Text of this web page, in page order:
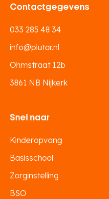
Contactgegevens
033 285 48 34
info@plutar.nl
Ohmstraat 12b
3861 NB Nijkerk
Snel naar
Kinderopvang
Basisschool
Zorginstelling
BSO